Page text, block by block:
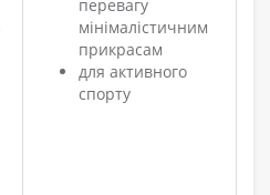
перевагу
мінімалістичним
прикрасам
для активного
спорту